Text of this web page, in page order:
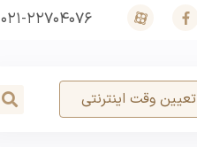
۰۲۱-۲۲۷۰۴۰۷۶
تعیین وقت اینترنتی